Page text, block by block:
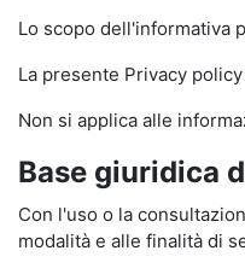
Lo scopo dell'informativa
La presente Privacy
Non si applica alle
Base giuridica
Con l'uso o la
modalità e alle finalità di